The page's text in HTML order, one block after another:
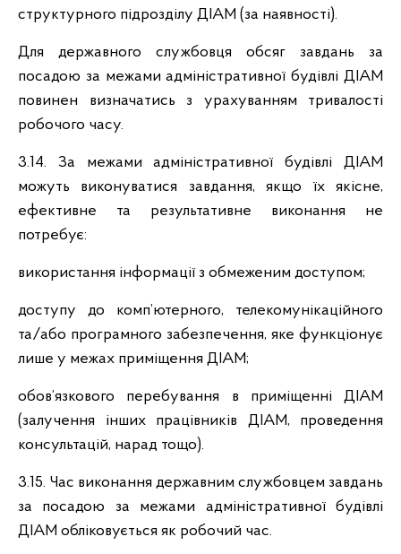
структурного підрозділу ДІАМ (за наявності).
Для державного службовця обсяг завдань за
посадою за межами адміністративної будівлі ДІАМ
повинен визначатись з урахуванням тривалості
робочого часу.
3.14. За межами адміністративної будівлі ДІАМ
можуть виконуватися завдання, якщо їх якісне,
ефективне та результативне виконання не
потребує:
використання інформації з обмеженим доступом;
доступу до комп’ютерного, телекомунікаційного
та/або програмного забезпечення, яке функціонує
лише у межах приміщення ДІАМ;
обов’язкового перебування в приміщенні ДІАМ
(залучення інших працівників ДІАМ, проведення
консультацій, нарад тощо).
3.15. Час виконання державним службовцем завдань
за посадою за межами адміністративної будівлі
ДІАМ обліковується як робочий час.